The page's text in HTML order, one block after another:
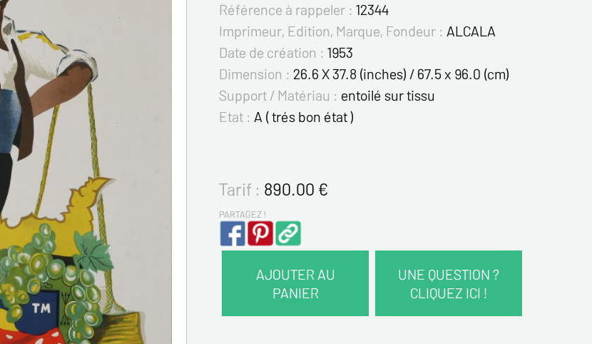
Référence à rappeler : 12344
Imprimeur, Edition, Marque, Fondeur : ALCALA
Date de création : 1953
Dimension : 26.6 X 37.8 (inches) / 67.5 x 96.0 (cm)
Support / Matériau : entoilé sur tissu
Etat : A ( trés bon état )
Tarif : 890.00 €
PARTAGEZ !
AJOUTER AU
PANIER
UNE QUESTION ?
CLIQUEZ ICI !